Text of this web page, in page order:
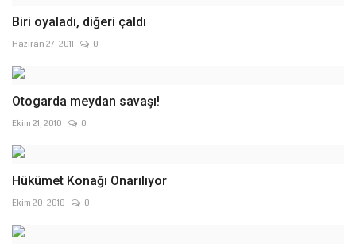
Biri oyaladı, diğeri çaldı
Haziran 27, 2011 0
Otogarda meydan savaşı!
Ekim 21, 2010 0
Hükümet Konağı Onarılıyor
Ekim 20, 2010 0